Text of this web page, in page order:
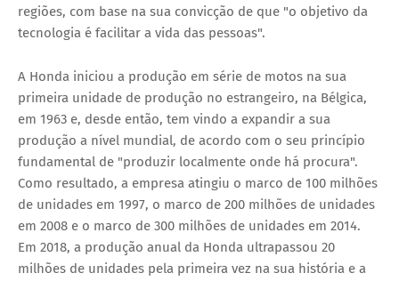
regiões, com base na sua convicção de que "o objetivo da
tecnologia é facilitar a vida das pessoas".
A Honda iniciou a produção em série de motos na sua
primeira unidade de produção no estrangeiro, na Bélgica,
em 1963 e, desde então, tem vindo a expandir a sua
produção a nível mundial, de acordo com o seu princípio
fundamental de "produzir localmente onde há procura".
Como resultado, a empresa atingiu o marco de 100 milhões
de unidades em 1997, o marco de 200 milhões de unidades
em 2008 e o marco de 300 milhões de unidades em 2014.
Em 2018, a produção anual da Honda ultrapassou 20
milhões de unidades pela primeira vez na sua história e a